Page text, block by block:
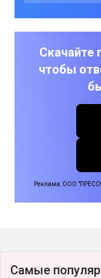
Скачайте
чтобы
Реклама: ООО
Самые